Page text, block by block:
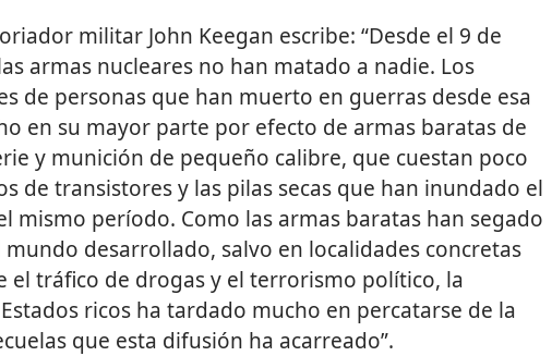
militar John Keegan escribe: “Desde el 9 de
armas nucleares no han matado a nadie. Los
de personas que han muerto en guerras desde esa
en su mayor parte por efecto de armas baratas de
y munición de pequeño calibre, que cuestan poco
de transistores y las pilas secas que han inundado el
mismo período. Como las armas baratas han segado
mundo desarrollado, salvo en localidades concretas
el tráfico de drogas y el terrorismo político, la
ricos ha tardado mucho en percatarse de la
que esta difusión ha acarreado”.